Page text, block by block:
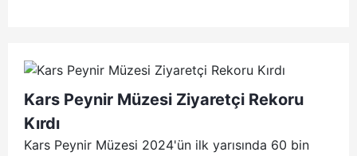
Kars Peynir Müzesi Ziyaretçi Rekoru
Kırdı
Kars Peynir Müzesi 2024'ün ilk yarısında 60 bin